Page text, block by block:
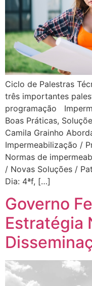
Ciclo de Palestras
três importantes
programação
Boas Práticas,
Camila Grainho
Impermeabilização /
Normas de
/ Novas Soluções /
Dia: 4ªf, […]
Governo
Estratégia